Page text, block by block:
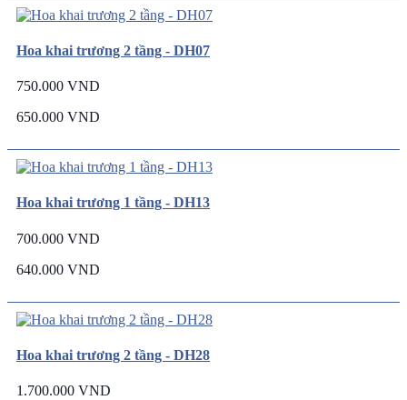
Hoa khai trương 2 tầng - DH07
750.000 VND
650.000 VND
Hoa khai trương 1 tầng - DH13
700.000 VND
640.000 VND
Hoa khai trương 2 tầng - DH28
1.700.000 VND